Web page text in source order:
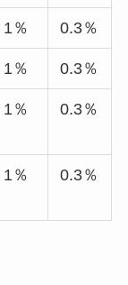
1％ 0.3％
1％ 0.3％
1％ 0.3％
1％ 0.3％